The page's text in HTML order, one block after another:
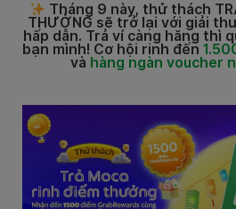
Tháng 9 này, thử thách
THƯỞNG sẽ trở lại với giải
hấp dẫn. Trả ví càng hăng thì
bạn mình! Cơ hội rinh đến
và hàng ngàn voucher